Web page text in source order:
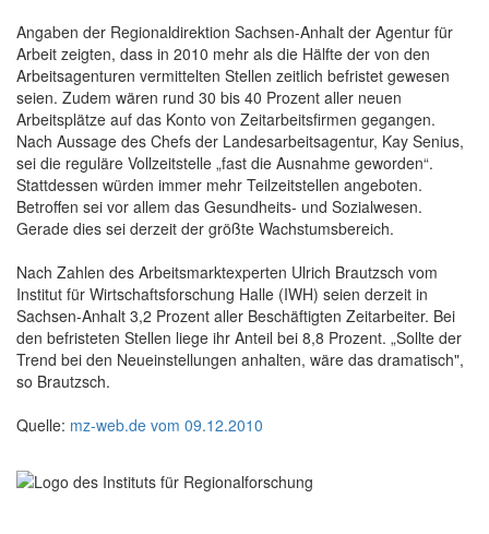
Angaben der Regionaldirektion Sachsen-Anhalt der Agentur für
Arbeit zeigten, dass in 2010 mehr als die Hälfte der von den
Arbeitsagenturen vermittelten Stellen zeitlich befristet gewesen
seien. Zudem wären rund 30 bis 40 Prozent aller neuen
Arbeitsplätze auf das Konto von Zeitarbeitsfirmen gegangen.
Nach Aussage des Chefs der Landesarbeitsagentur, Kay Senius,
sei die reguläre Vollzeitstelle „fast die Ausnahme geworden“.
Stattdessen würden immer mehr Teilzeitstellen angeboten.
Betroffen sei vor allem das Gesundheits- und Sozialwesen.
Gerade dies sei derzeit der größte Wachstumsbereich.
Nach Zahlen des Arbeitsmarktexperten Ulrich Brautzsch vom
Institut für Wirtschaftsforschung Halle (IWH) seien derzeit in
Sachsen-Anhalt 3,2 Prozent aller Beschäftigten Zeitarbeiter. Bei
den befristeten Stellen liege ihr Anteil bei 8,8 Prozent. „Sollte der
Trend bei den Neueinstellungen anhalten, wäre das dramatisch",
so Brautzsch.
Quelle: mz-web.de vom 09.12.2010